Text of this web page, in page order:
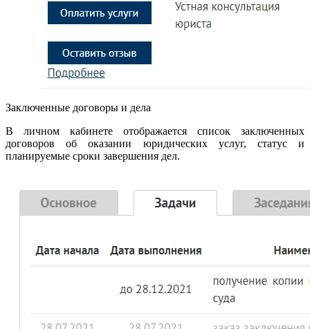
Заключенные договоры и дела
В личном кабинете отображается список заключенных
договоров об оказании юридических услуг, статус и
планируемые сроки завершения дел.